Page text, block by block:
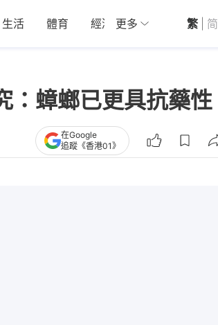
生活 體育 經濟 01深圳 觀點
更多 繁 简
：蟑螂已更具抗藥性
在Google
追蹤《香港01》